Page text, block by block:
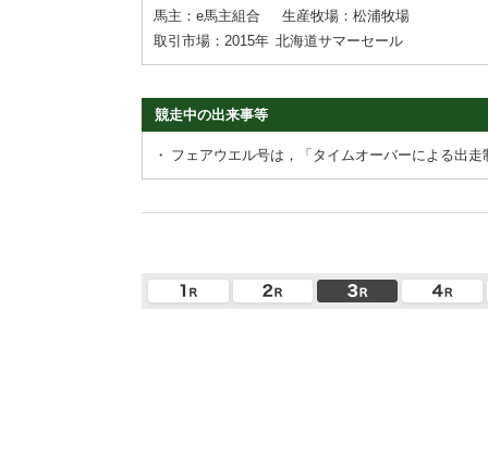
馬主：e馬主組合
生産牧場：松浦牧場
取引市場：2015年 北海道サマーセール
競走中の出来事等
・ フェアウエル号は，「タイムオーバーによる出